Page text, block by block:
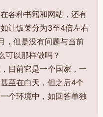
各种书籍和网站，还有
让饭菜分为3至4倍左右
，但是没有问题与当前
可以那样做吗？
目前它是一个国家，一
至在白天，但之后4个
个环境中，如回答单独